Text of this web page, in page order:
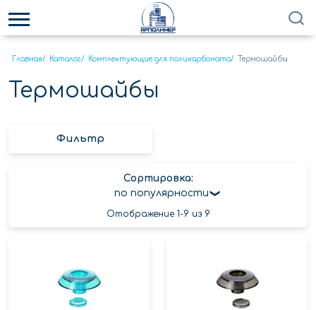
Главная/ Каталог/ Комплектующие для поликарбоната/ Термошайбы
Термошайбы
Фильтр
Сортировка:
по популярности
Отображение 1-9 из 9